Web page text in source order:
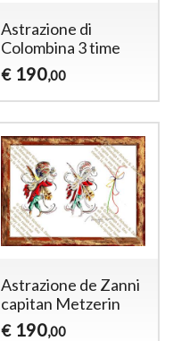
Astrazione di
Colombina 3 time
€ 190,00
Astrazione de Zanni
capitan Metzerin
€ 190,00